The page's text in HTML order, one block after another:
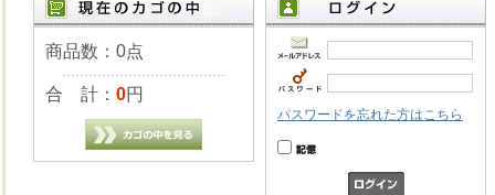
商品数：0点
合 計： 0円
パスワードを忘れた方はこちら